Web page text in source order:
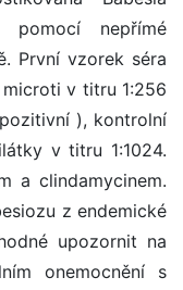
pomocí nepřímé
První vzorek séra
v titru 1:256
), kontrolní
v titru 1:1024.
a clindamycinem.
z endemické
upozornit na
onemocnění s